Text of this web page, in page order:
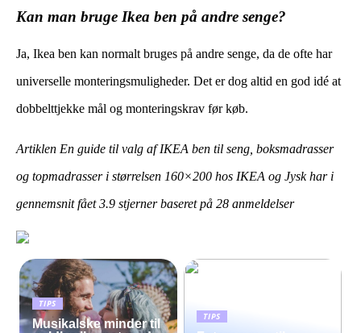
Kan man bruge Ikea ben på andre senge?
Ja, Ikea ben kan normalt bruges på andre senge, da de ofte har
universelle monteringsmuligheder. Det er dog altid en god idé at
dobbelttjekke mål og monteringskrav før køb.
Artiklen En guide til valg af IKEA ben til seng, boksmadrasser
og topmadrasser i størrelsen 160×200 hos IKEA og Jysk har i
gennemsnit fået3.9 stjerner baseret på 28 anmeldelser
TIPS
Musikalske minder til
TIPS